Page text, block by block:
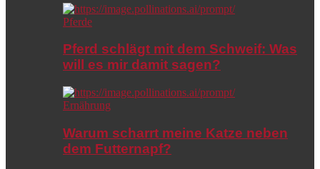
Pferde
Pferd schlägt mit dem Schweif: Was
will es mir damit sagen?
Ernährung
Warum scharrt meine Katze neben
dem Futternapf?